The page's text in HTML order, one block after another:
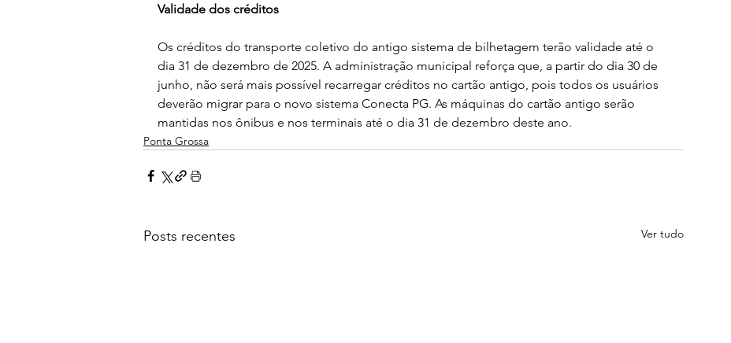
Validade dos créditos
Os créditos do transporte coletivo do antigo sistema de bilhetagem terão validade até o
dia 31 de dezembro de 2025. A administração municipal reforça que, a partir do dia 30 de
junho, não será mais possível recarregar créditos no cartão antigo, pois todos os usuários
deverão migrar para o novo sistema Conecta PG. As máquinas do cartão antigo serão
mantidas nos ônibus e nos terminais até o dia 31 de dezembro deste ano.
Ponta Grossa
Posts recentes Ver tudo